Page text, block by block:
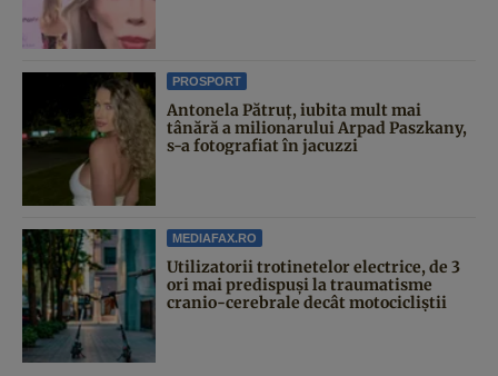
PROSPORT
Antonela Pătruț, iubita mult mai
tânără a milionarului Arpad Paszkany,
s-a fotografiat în jacuzzi
MEDIAFAX.RO
Utilizatorii trotinetelor electrice, de 3
ori mai predispuși la traumatisme
cranio-cerebrale decât motocicliștii